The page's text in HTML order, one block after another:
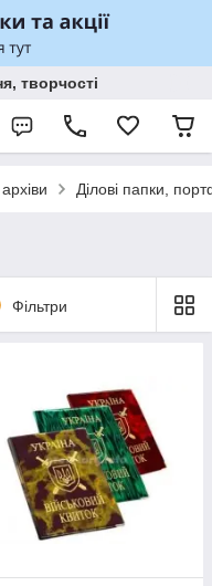
творчості
Ділові папки,
Фільтри